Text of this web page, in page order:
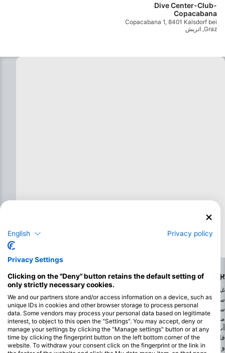
Dive Center-Club-
Copacabana
Copacabana 1, 8401 Kalsdorf bei
Graz, اتریش
بهترین ماه‌ها برای غواصی در کوپاکابانا
غواصی در آب شیرین در کوپاکابانا، گراتس، تجربیات متنوعی را در طول
سال ارائه می‌دهد. در طول بهار و پاییز، دمای آب از ۱۲ تا ۱۵ درجه
سانتیگراد / ۵۴ تا ۵۹ درجه فارنهایت متغیر است، با دید نسبتاً واضح تا ۱۰
متر / ۳۳ فوت، که این فصول را برای غواصان ایده‌آل می‌کند. تابستان
آب‌های گرم‌تر با دمای ۲۰ تا ۲۵ درجه سانتیگراد / ۶۸ تا ۷۷ درجه
فارنهایت را تجربه می‌کند، اما ممکن است به دلیل افزایش رشد جلبک‌ها
و فعالیت گردشگران، دید کمتری داشته باشد.
English Privacy policy
Privacy Settings
Clicking on the "Deny" button retains the default setting of
only strictly necessary cookies.
We and our partners store and/or access information on a device, such as
unique IDs in cookies and other browser storage to process personal
data. Some vendors may process your personal data based on legitimate
interest, to object to this open the "Settings". You may accept, deny or
manage your settings by clicking the "Manage settings" button or at any
time by clicking the fingerprint button on the left bottom corner of the
website. To withdraw your consent click on the fingerprint or the link in